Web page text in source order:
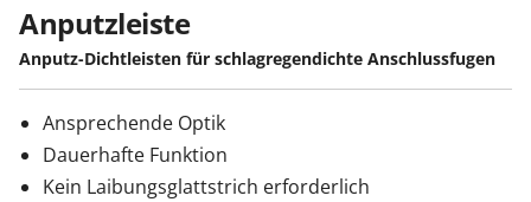
Anmelden / Registrieren
Kontakt / Hilfe
Anputzleiste
Anputz-Dichtleisten für schlagregendichte Anschlussfugen
Ansprechende Optik
Dauerhafte Funktion
Kein Laibungsglattstrich erforderlich